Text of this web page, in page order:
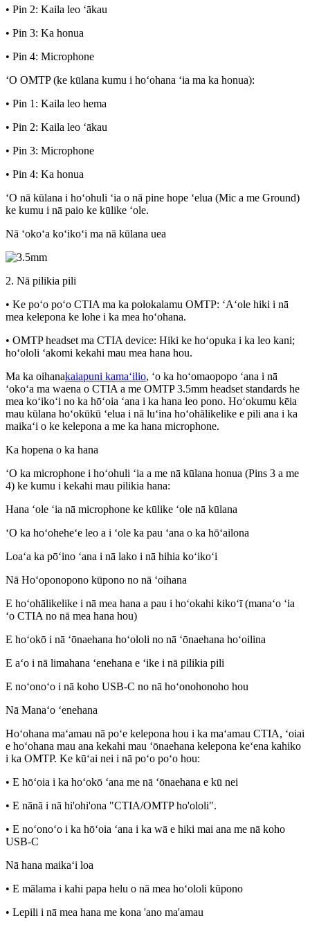
• Pin 2: Kaila leo ʻākau
• Pin 3: Ka honua
• Pin 4: Microphone
ʻO OMTP (ke kūlana kumu i hoʻohana ʻia ma ka honua):
• Pin 1: Kaila leo hema
• Pin 2: Kaila leo ʻākau
• Pin 3: Microphone
• Pin 4: Ka honua
ʻO nā kūlana i hoʻohuli ʻia o nā pine hope ʻelua (Mic a me Ground)
ke kumu i nā paio ke kūlike ʻole.
Nā ʻokoʻa koʻikoʻi ma nā kūlana uea
2. Nā pilikia pili
• Ke poʻo poʻo CTIA ma ka polokalamu OMTP: ʻAʻole hiki i nā
mea kelepona ke lohe i ka mea hoʻohana.
• OMTP headset ma CTIA device: Hiki ke hoʻopuka i ka leo kani;
hoʻololi ʻakomi kekahi mau mea hana hou.
Ma ka oihanakaiapuni kamaʻilio, ʻo ka hoʻomaopopo ʻana i nā
ʻokoʻa ma waena o CTIA a me OMTP 3.5mm headset standards he
mea koʻikoʻi no ka hōʻoia ʻana i ka hana leo pono. Hoʻokumu kēia
mau kūlana hoʻokūkū ʻelua i nā luʻina hoʻohālikelike e pili ana i ka
maikaʻi o ke kelepona a me ka hana microphone.
Ka hopena o ka hana
ʻO ka microphone i hoʻohuli ʻia a me nā kūlana honua (Pins 3 a me
4) ke kumu i kekahi mau pilikia hana:
Hana ʻole ʻia nā microphone ke kūlike ʻole nā kūlana
ʻO ka hoʻoheheʻe leo a i ʻole ka pau ʻana o ka hōʻailona
Loaʻa ka pōʻino ʻana i nā lako i nā hihia koʻikoʻi
Nā Hoʻoponopono kūpono no nā ʻoihana
E hoʻohālikelike i nā mea hana a pau i hoʻokahi kikoʻī (manaʻo ʻia
ʻo CTIA no nā mea hana hou)
E hoʻokō i nā ʻōnaehana hoʻololi no nā ʻōnaehana hoʻoilina
E aʻo i nā limahana ʻenehana e ʻike i nā pilikia pili
E noʻonoʻo i nā koho USB-C no nā hoʻonohonoho hou
Nā Manaʻo ʻenehana
Hoʻohana maʻamau nā poʻe kelepona hou i ka maʻamau CTIA, ʻoiai
e hoʻohana mau ana kekahi mau ʻōnaehana kelepona keʻena kahiko
i ka OMTP. Ke kūʻai nei i nā poʻo poʻo hou:
• E hōʻoia i ka hoʻokō ʻana me nā ʻōnaehana e kū nei
• E nānā i nā hi'ohi'ona "CTIA/OMTP ho'ololi".
• E noʻonoʻo i ka hōʻoia ʻana i ka wā e hiki mai ana me nā koho
USB-C
Nā hana maikaʻi loa
• E mālama i kahi papa helu o nā mea hoʻololi kūpono
• Lepili i nā mea hana me kona 'ano ma'amau